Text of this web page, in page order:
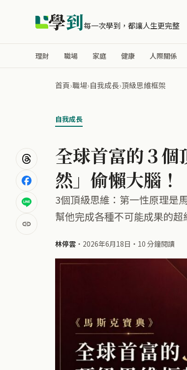
學到每一次學到，都讓人生更完整
理財 職場 家庭 健康 人際關係
首頁›職場›自我成長›頂級思維框架
自我成長
全球首富的３個
然」偷懶大腦！
3個頂級思維：第一性原理是
幫他完成各種不可能成果的
林停雲 ・ 2026年6月18日 ・ 10 分鐘閱讀